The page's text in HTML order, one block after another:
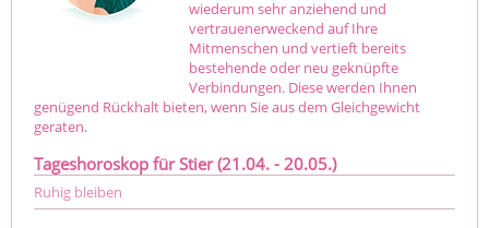
wiederum sehr anziehend und
vertrauenerweckend auf Ihre
Mitmenschen und vertieft bereits
bestehende oder neu geknüpfte
Verbindungen. Diese werden Ihnen
genügend Rückhalt bieten, wenn Sie aus dem Gleichgewicht
geraten.
Tageshoroskop für Stier (21.04. - 20.05.)
Ruhig bleiben